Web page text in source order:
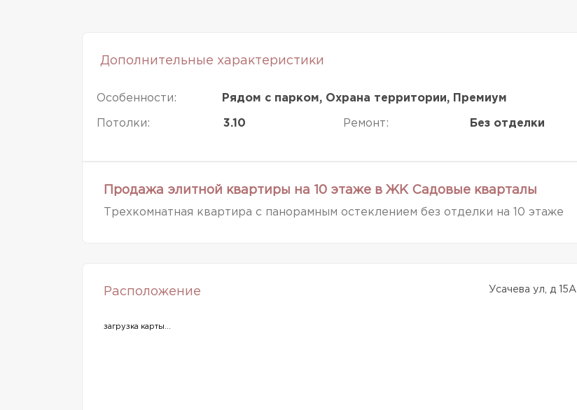
Дополнительные характеристики
Особенности: Рядом с парком, Охрана территории, Премиум
Потолки: 3.10 Ремонт: Без отделки
Продажа элитной квартиры на 10 этаже в ЖК Садовые кварталы
Трехкомнатная квартира с панорамным остеклением без отделки на 10 этаже
Расположение Усачева ул, д 15А
загрузка карты...